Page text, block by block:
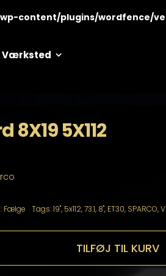
content/plugins/wordfence/
Værksted
8X19 5X112
Fælge Tags:19", 5x112,73.1, 8", ET30, SPARCO,
TILFØJ TIL KURV